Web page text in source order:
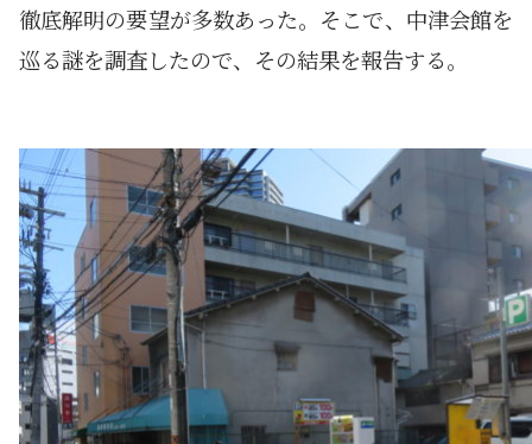
徹底解明の要望が多数あった。そこで、中津会館を
巡る謎を調査したので、その結果を報告する。